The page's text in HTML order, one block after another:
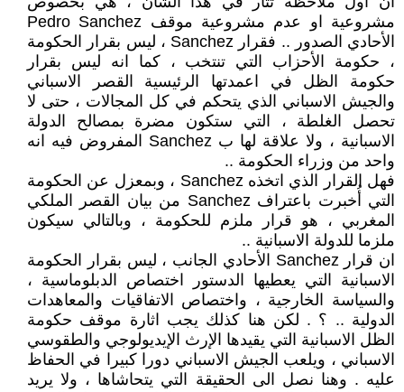
مشروعية او عدم مشروعية موقف Pedro Sanchez
الأحادي الصدور .. فقرار Sanchez ، ليس بقرار الحكومة
، حكومة الأحزاب التي تنتخب ، كما انه ليس بقرار
حكومة الظل في اعمدتها الرئيسية القصر الاسباني
والجيش الاسباني الذي يتحكم في كل المجالات ، حتى لا
تحصل الغلطة ، التي ستكون مضرة بمصالح الدولة
الاسبانية ، ولا علاقة لها ب Sanchez المفروض فيه انه
واحد من وزراء الحكومة ..
فهل القرار الذي اتخذه Sanchez ، وبمعزل عن الحكومة
التي أُخبرت باعتراف Sanchez من بيان القصر الملكي
المغربي ، هو قرار ملزم للحكومة ، وبالتالي سيكون
ملزما للدولة الاسبانية ..
ان قرار Sanchez الأحادي الجانب ، ليس بقرار الحكومة
الاسبانية التي يعطيها الدستور اختصاص الدبلوماسية ،
والسياسة الخارجية ، واختصاص الاتفاقيات والمعاهدات
الدولية .. ؟ . لكن هنا كذلك يجب اثارة موقف حكومة
الظل الاسبانية التي يقيدها الإرث الإيديولوجي والطقوسي
الاسباني ، ويلعب الجيش الاسباني دورا كبيرا في الحفاظ
عليه . وهنا نصل الى الحقيقة التي يتحاشاها ، ولا يريد